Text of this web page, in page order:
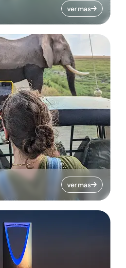
ver mas
ver mas